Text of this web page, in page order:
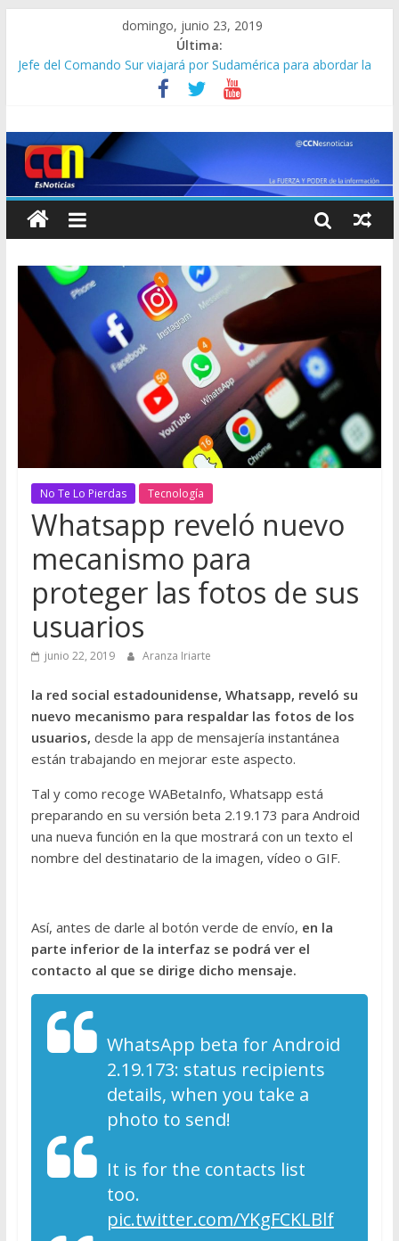
domingo, junio 23, 2019
Última:
Jefe del Comando Sur viajará por Sudamérica para abordar la
Detienen a “El Yiyo” uno de los 10 más buscados en Carabobo
taxi
Lo que se sabe de los militares y funcionarios del Cicpc
detenidos en las últimas horas
Corpoelec apuesta por un Frankenstein para el Zulia
No Te Lo Pierdas Tecnología
Whatsapp reveló nuevo
mecanismo para
proteger las fotos de sus
usuarios
junio 22, 2019 Aranza Iriarte
la red social estadounidense, Whatsapp, reveló su
nuevo mecanismo para respaldar las fotos de los
usuarios, desde la app de mensajería instantánea
están trabajando en mejorar este aspecto.
Tal y como recoge WABetaInfo, Whatsapp está
preparando en su versión beta 2.19.173 para Android
una nueva función en la que mostrará con un texto el
nombre del destinatario de la imagen, vídeo o GIF.
Así, antes de darle al botón verde de envío, en la
parte inferior de la interfaz se podrá ver el
contacto al que se dirige dicho mensaje.
WhatsApp beta for Android
2.19.173: status recipients
details, when you take a
photo to send!
It is for the contacts list
too.
pic.twitter.com/YKgFCKLBlf